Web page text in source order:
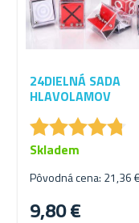
24DIELNÁ SADA
HLAVOLAMOV
★★★★★
★★★★★
Pôvodná cena: 21,36 €
9,80 €
Skladem